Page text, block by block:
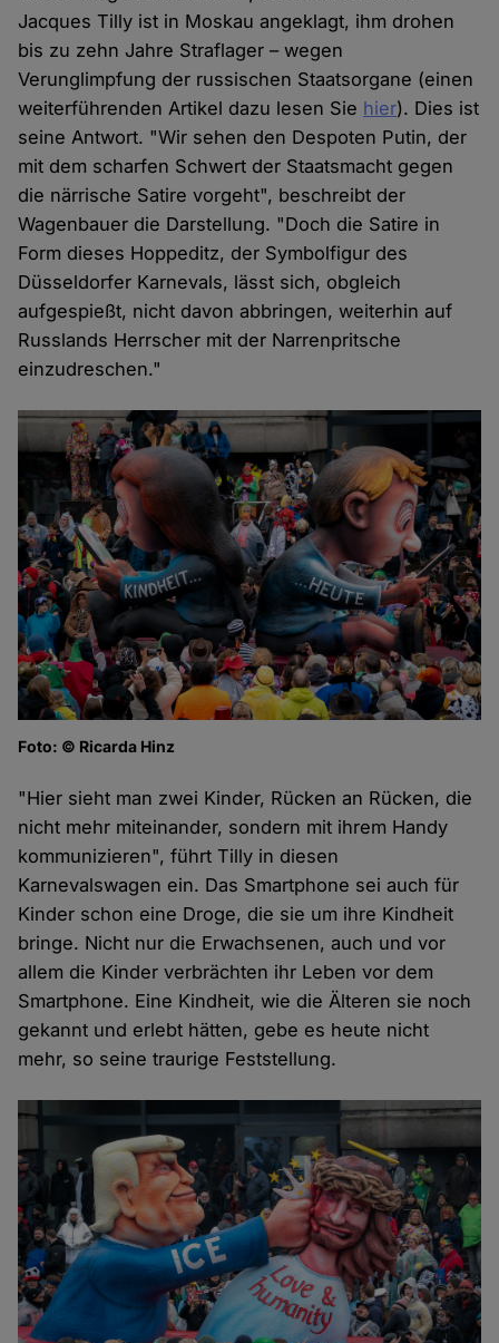
Jacques Tilly ist in Moskau angeklagt, ihm drohen
bis zu zehn Jahre Straflager – wegen
Verunglimpfung der russischen Staatsorgane (einen
weiterführenden Artikel dazu lesen Sie hier). Dies ist
seine Antwort. "Wir sehen den Despoten Putin, der
mit dem scharfen Schwert der Staatsmacht gegen
die närrische Satire vorgeht", beschreibt der
Wagenbauer die Darstellung. "Doch die Satire in
Form dieses Hoppeditz, der Symbolfigur des
Düsseldorfer Karnevals, lässt sich, obgleich
aufgespießt, nicht davon abbringen, weiterhin auf
Russlands Herrscher mit der Narrenpritsche
einzudreschen."
Foto: © Ricarda Hinz
"Hier sieht man zwei Kinder, Rücken an Rücken, die
nicht mehr miteinander, sondern mit ihrem Handy
kommunizieren", führt Tilly in diesen
Karnevalswagen ein. Das Smartphone sei auch für
Kinder schon eine Droge, die sie um ihre Kindheit
bringe. Nicht nur die Erwachsenen, auch und vor
allem die Kinder verbrächten ihr Leben vor dem
Smartphone. Eine Kindheit, wie die Älteren sie noch
gekannt und erlebt hätten, gebe es heute nicht
mehr, so seine traurige Feststellung.